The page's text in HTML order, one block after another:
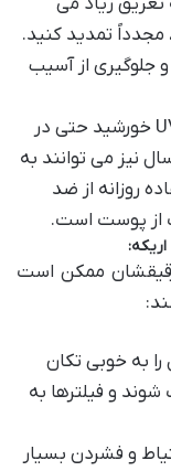
تمدید کنید.
جلوگیری از آسیب
اشعه های UV خورشید حتی در
نیز می توانند به
روزانه از ضد
از پوست است.
ممکن است
به خوبی تکان
و فیلترها به
و فشردن بسیار